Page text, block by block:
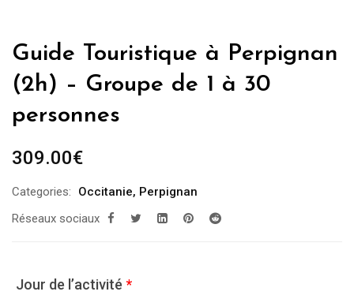
Guide Touristique à Perpignan
(2h) – Groupe de 1 à 30
personnes
309.00€
Categories: Occitanie, Perpignan
Réseaux sociaux
Jour de l’activité *